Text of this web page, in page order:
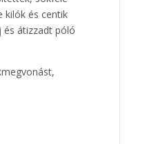
kilók és centik
és átizzadt póló